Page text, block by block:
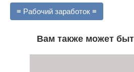
≡ Рабочий заработок ≡
Вам также может